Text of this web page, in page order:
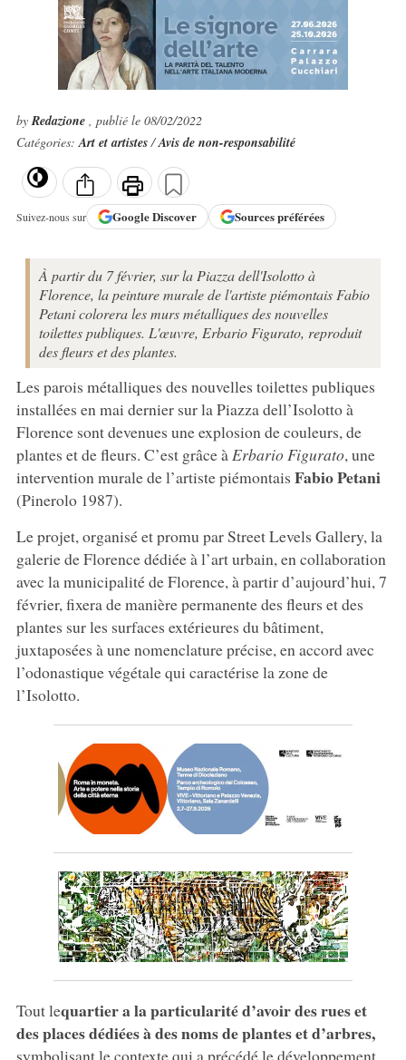
byRedazione , publié le 08/02/2022
Catégories:Art et artistes/Avis de non-responsabilité
Suivez-nous sur GoogleDiscover Sources préférées
À partir du 7 février, sur la Piazza dell'Isolotto à
Florence, la peinture murale de l'artiste piémontais Fabio
Petani colorera les murs métalliques des nouvelles
toilettes publiques. L'œuvre, Erbario Figurato, reproduit
des fleurs et des plantes.
Les parois métalliques des nouvelles toilettes publiques
installées en mai dernier sur la Piazza dell’Isolotto à
Florence sont devenues une explosion de couleurs, de
plantes et de fleurs. C’est grâce à Erbario Figurato, une
intervention murale de l’artiste piémontais Fabio Petani
(Pinerolo 1987).
Le projet, organisé et promu par Street Levels Gallery, la
galerie de Florence dédiée à l’art urbain, en collaboration
avec la municipalité de Florence, à partir d’aujourd’hui, 7
février, fixera de manière permanente des fleurs et des
plantes sur les surfaces extérieures du bâtiment,
juxtaposées à une nomenclature précise, en accord avec
l’odonastique végétale qui caractérise la zone de
l’Isolotto.
Tout lequartier a la particularité d’avoir des rues et
des places dédiées à des noms de plantes et d’arbres,
symbolisant le contexte qui a précédé le développement